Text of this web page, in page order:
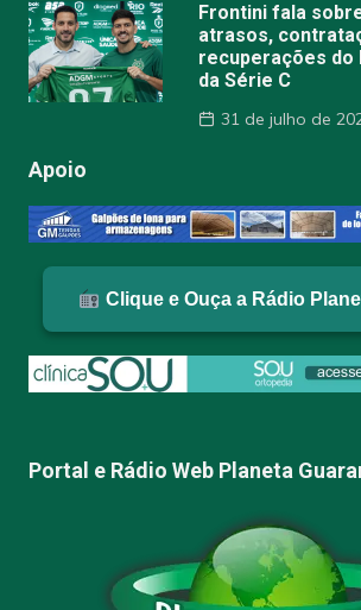
Frontini fala
atrasos,
recuperações do
da Série C
31 de julho de
Apoio
Clique e Ouça a Rádio
Portal e Rádio Web Planeta